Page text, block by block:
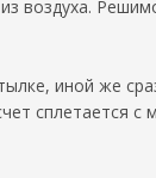
воздуха.
иной же
сплетается